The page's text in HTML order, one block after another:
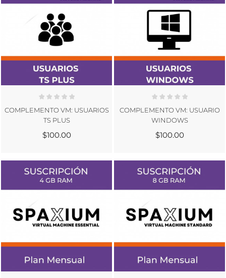
COMPLEMENTO VM: USUARIOS
TS PLUS
$100.00
COMPLEMENTO VM: USUARIO
WINDOWS
$100.00
MI LISTA DE REGALOS
add_circle_outlineCrear nueva lista
((MODALTITLE))
((confirmMessage))
((cancelText)) ((modalDeleteText))
NOMBRE DE LA LISTA DE DESEOS
INICIAR SESIÓN
Debe iniciar sesión para guardar productos en su
lista de deseos.
Cancelar